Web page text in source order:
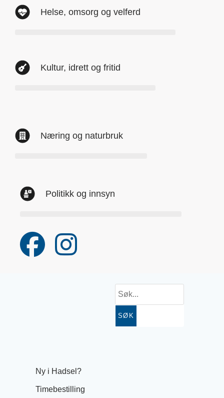
Helse, omsorg og velferd
Kultur, idrett og fritid
Næring og naturbruk
Politikk og innsyn
SØK
Ny i Hadsel?
Timebestilling